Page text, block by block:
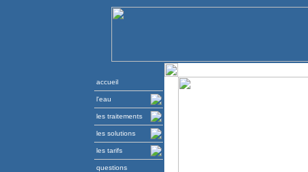
accueil
l'eau
les traitements
les solutions
les tarifs
questions